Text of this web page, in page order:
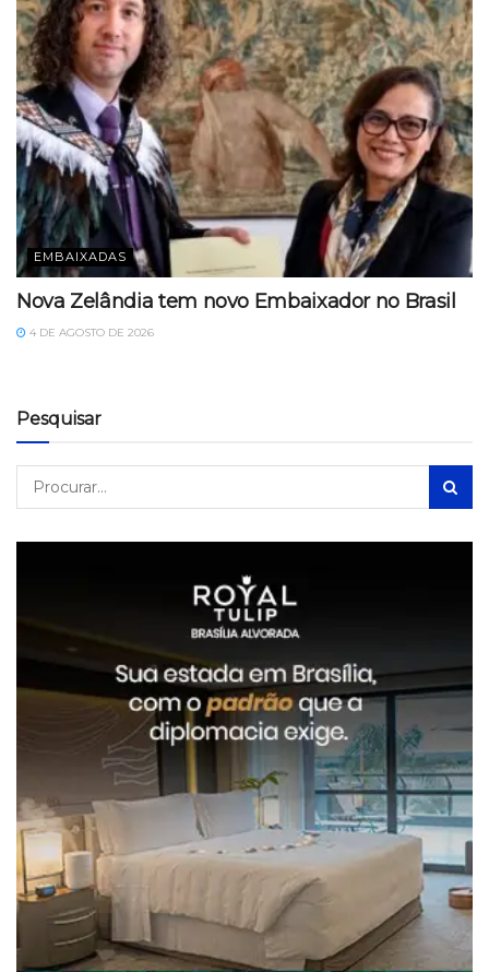
EMBAIXADAS
Nova Zelândia tem novo Embaixador no Brasil
4 DE AGOSTO DE 2026
Pesquisar